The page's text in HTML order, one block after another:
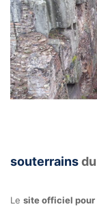
souterrains
Le site officiel pour